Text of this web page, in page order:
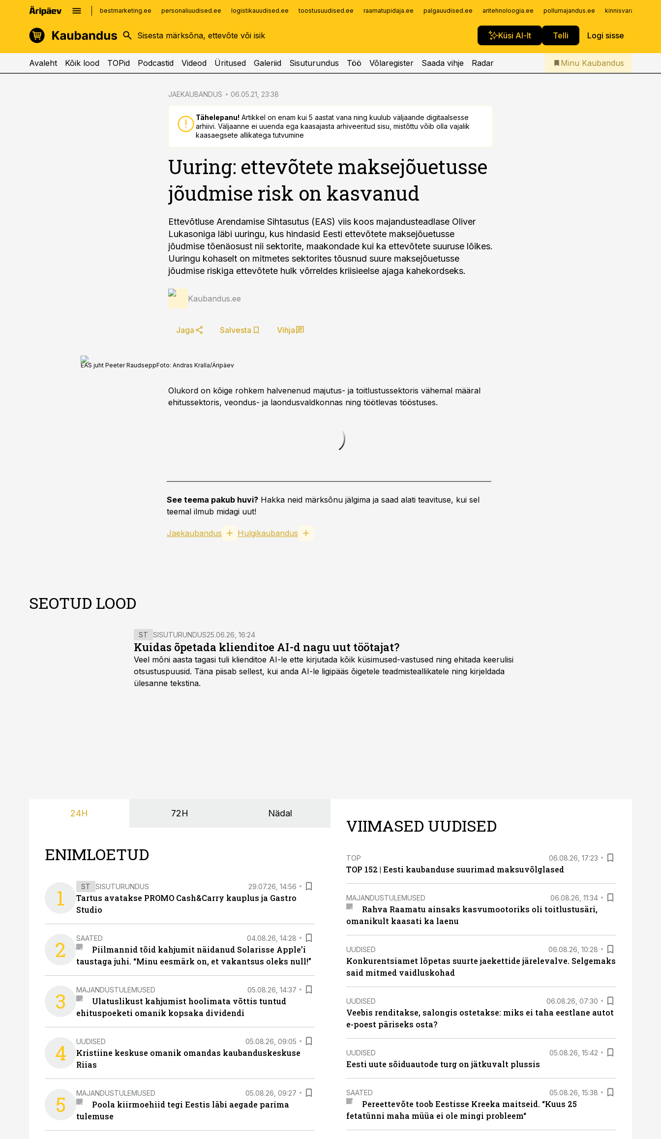
bestmarketing.ee personaliuudised.ee logistikauudised.ee toostusuudised.ee raamatupidaja.ee palgauudised.ee aritehnoloogia.ee pollumajandus.ee
Küsi AI-lt Telli Logi sisse
kinnisvarauudised.ee
logistikauudised.ee
imelineajalugu.ee
Infopank
Iseteenindus
Telli Kaubandus
Avaleht Kõik lood TOPid Podcastid Videod Üritused Galeriid Sisuturundus Töö Võlaregister Saada vihje Radar Minu Kaubandus
JAEKAUBANDUS 06.05.21, 23:38
Tähelepanu! Artikkel on enam kui 5 aastat vana ning kuulub väljaande digitaalsesse
arhiivi. Väljaanne ei uuenda ega kaasajasta arhiveeritud sisu, mistõttu võib olla vajalik
kaasaegsete allikatega tutvumine
Uuring: ettevõtete maksejõuetusse
jõudmise risk on kasvanud
Ettevõtluse Arendamise Sihtasutus (EAS) viis koos majandusteadlase Oliver
Lukasoniga läbi uuringu, kus hindasid Eesti ettevõtete maksejõuetusse
jõudmise tõenäosust nii sektorite, maakondade kui ka ettevõtete suuruse lõikes.
Uuringu kohaselt on mitmetes sektorites tõusnud suure maksejõuetusse
jõudmise riskiga ettevõtete hulk võrreldes kriisieelse ajaga kahekordseks.
Kaubandus.ee
Jaga Salvesta Vihja
EAS juht Peeter RaudseppFoto: Andras Kralla/Äripäev
Olukord on kõige rohkem halvenenud majutus- ja toitlustussektoris vähemal määral
ehitussektoris, veondus- ja laondusvaldkonnas ning töötlevas tööstuses.
See teema pakub huvi? Hakka neid märksõnu jälgima ja saad alati teavituse, kui sel
teemal ilmub midagi uut!
Jaekaubandus Hulgikaubandus
SEOTUD LOOD
ST SISUTURUNDUS25.06.26, 16:24
Kuidas õpetada klienditoe AI-d nagu uut töötajat?
Veel mõni aasta tagasi tuli klienditoe AI-le ette kirjutada kõik küsimused-vastused ning ehitada keerulisi
otsustuspuusid. Täna piisab sellest, kui anda AI-le ligipääs õigetele teadmisteallikatele ning kirjeldada
ülesanne tekstina.
24H 72H Nädal
ENIMLOETUD
1 ST SISUTURUNDUS 29.07.26, 14:56
Tartus avatakse PROMO Cash&Carry kauplus ja Gastro
Studio
2 SAATED 04.08.26, 14:28
Piilmannid tõid kahjumit näidanud Solarisse Apple’i
taustaga juhi. “Minu eesmärk on, et vakantsus oleks null!”
3 MAJANDUSTULEMUSED 05.08.26, 14:37
Ulatuslikust kahjumist hoolimata võttis tuntud
ehituspoeketi omanik kopsaka dividendi
4 UUDISED 05.08.26, 09:05
Kristiine keskuse omanik omandas kaubanduskeskuse
Riias
5 MAJANDUSTULEMUSED 05.08.26, 09:27
Poola kiirmoehiid tegi Eestis läbi aegade parima
tulemuse
VIIMASED UUDISED
TOP 06.08.26, 17:23
TOP 152 | Eesti kaubanduse suurimad maksuvõlglased
MAJANDUSTULEMUSED 06.08.26, 11:34
Rahva Raamatu ainsaks kasvumootoriks oli toitlustusäri,
omanikult kaasati ka laenu
UUDISED 06.08.26, 10:28
Konkurentsiamet lõpetas suurte jaekettide järelevalve. Selgemaks
said mitmed vaidluskohad
UUDISED 06.08.26, 07:30
Veebis renditakse, salongis ostetakse: miks ei taha eestlane autot
e-poest päriseks osta?
UUDISED 05.08.26, 15:42
Eesti uute sõiduautode turg on jätkuvalt plussis
SAATED 05.08.26, 15:38
Pereettevõte toob Eestisse Kreeka maitseid. “Kuus 25
fetatünni maha müüa ei ole mingi probleem“